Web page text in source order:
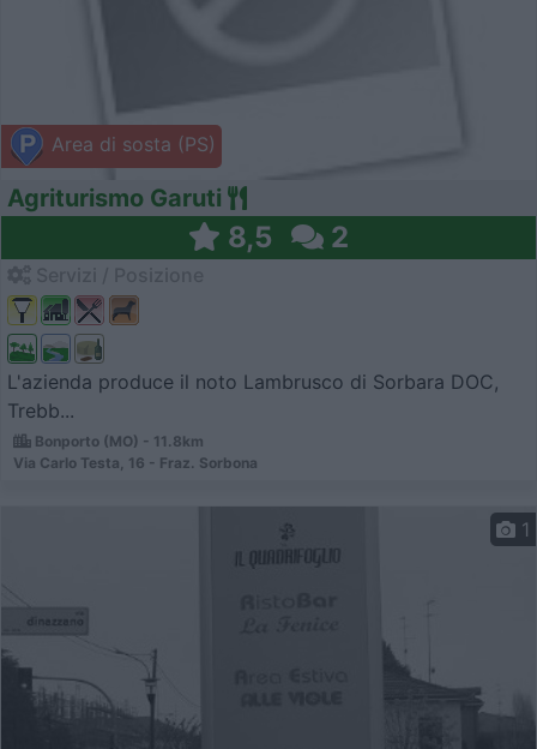
Area di sosta (PS)
Agriturismo Garuti
8,5 2
L'azienda produce il noto Lambrusco di Sorbara DOC,
Trebb...
Bonporto (MO) - 11.8km
Via Carlo Testa, 16 - Fraz. Sorbona
1